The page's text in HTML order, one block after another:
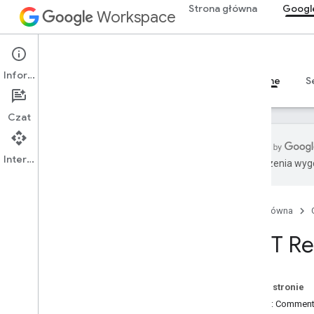
Workspace Strona główna
Google Drive
Przegląd Materiały referencyjne
Tłumaczenia
Strona główna
REST
Na tej stronie
Zasób: Comment
Informacje
Czat
Interfejs API